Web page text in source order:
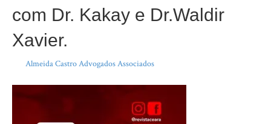
com Dr. Kakay e Dr.Waldir
Xavier.
Almeida Castro Advogados Associados